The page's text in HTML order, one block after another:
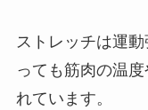
ストレッチは運
っても筋肉の温
れています。